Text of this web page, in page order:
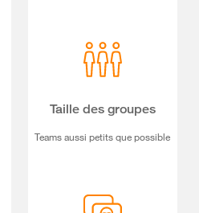
Taille des groupes
Teams aussi petits que possible